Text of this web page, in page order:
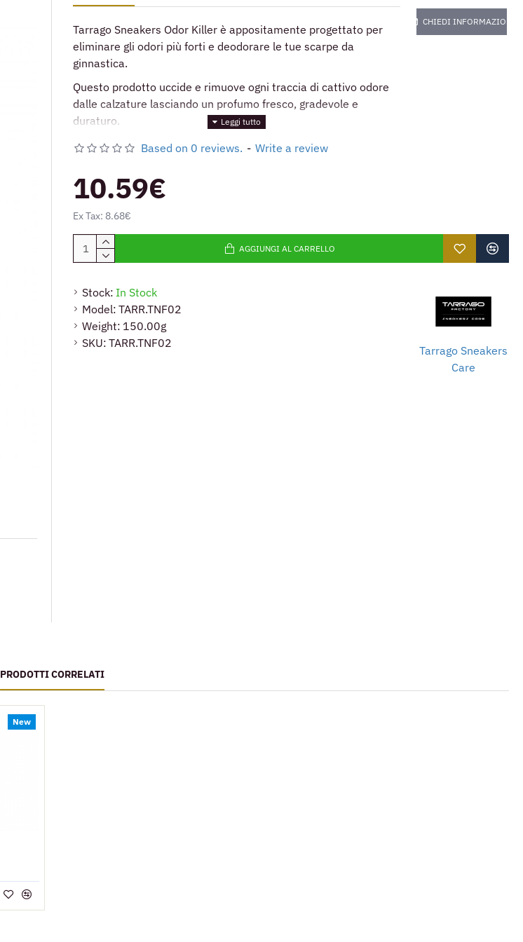
Tarrago Sneakers Odor Killer è appositamente progettato per
eliminare gli odori più forti e deodorare le tue scarpe da
ginnastica.
Questo prodotto uccide e rimuove ogni traccia di cattivo odore
dalle calzature lasciando un profumo fresco, gradevole e
duraturo.
CHIEDI INFORMAZIONI
Stock: In Stock
Model: TARR.TNF02
Weight: 150.00g
SKU: TARR.TNF02
Tarrago Sneakers
Care
Based on 0 reviews. - Write a review
10.59€
Ex Tax: 8.68€
AGGIUNGI AL CARRELLO
PRODOTTI CORRELATI
New